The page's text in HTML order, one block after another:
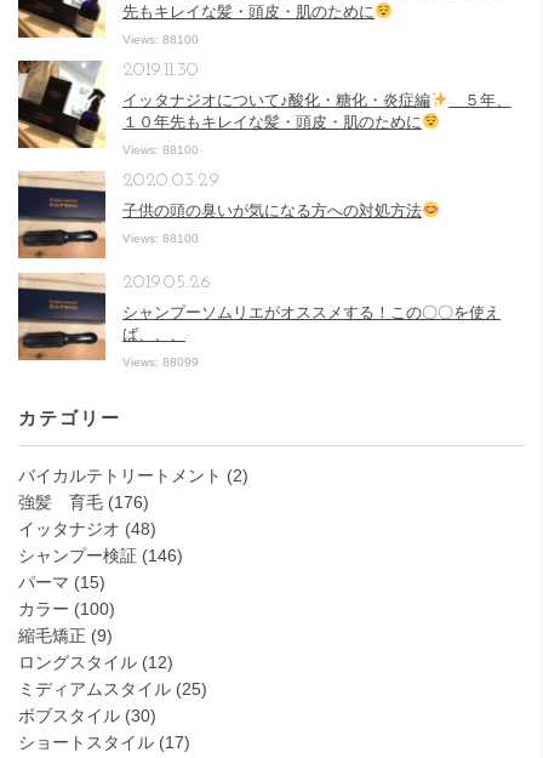
先もキレイな髪・頭皮・肌のために
Views: 88100
イッタナジオについて♪酸化・糖化・炎症編
５年、
１０年先もキレイな髪・頭皮・肌のために
2019.11.30
Views: 88100
子供の頭の臭いが気になる方への対処方法
2020.03.29
Views: 88100
シャンプーソムリエがオススメする！この〇〇を使え
ば、、、
2019.05.26
Views: 88099
カテゴリー
バイカルテトリートメント (2)
強髪 育毛 (176)
イッタナジオ (48)
シャンプー検証 (146)
パーマ (15)
カラー (100)
縮毛矯正 (9)
ロングスタイル (12)
ミディアムスタイル (25)
ボブスタイル (30)
ショートスタイル (17)